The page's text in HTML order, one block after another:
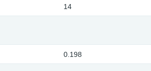
14
0.198